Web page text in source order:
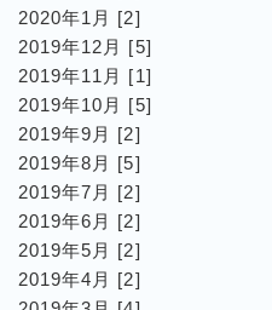
2020年1月 [2]
2019年12月 [5]
2019年11月 [1]
2019年10月 [5]
2019年9月 [2]
2019年8月 [5]
2019年7月 [2]
2019年6月 [2]
2019年5月 [2]
2019年4月 [2]